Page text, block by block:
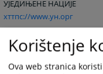
УЈЕДИЊЕНЕ НАЦИЈЕ
хттпс://www.ун.орг
хттпс://www.ицј-циј.орг
МЕЂУНАРОДНИ
Korištenje
Ova web stranica